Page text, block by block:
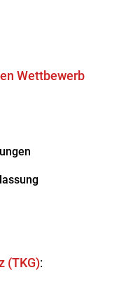
Wettbewerb
(TKG):